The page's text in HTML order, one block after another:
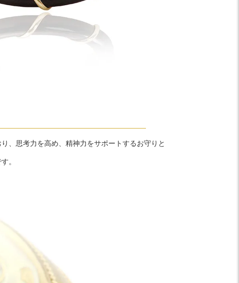
、思考力を高め、精神力をサポートするお守りと
。